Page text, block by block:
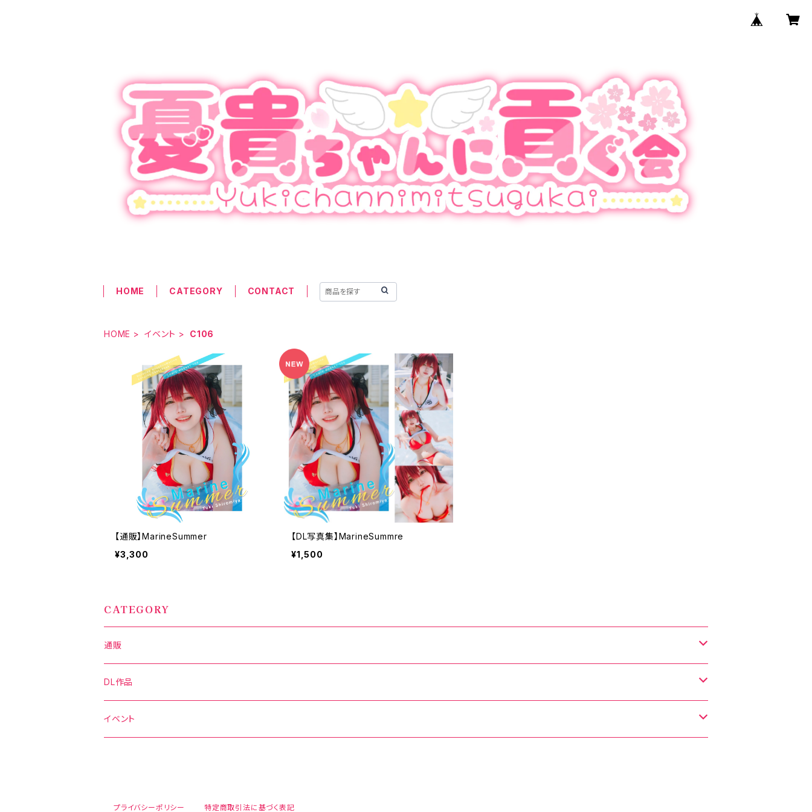
HOME CATEGORY CONTACT
HOME イベント C106
【通販】MarineSummer
¥3,300
【DL写真集】MarineSummre
¥1,500
CATEGORY
通販
写真集
グッズ
DL作品
DL写真集
イベント
プライバシーポリシー 特定商取引法に基づく表記